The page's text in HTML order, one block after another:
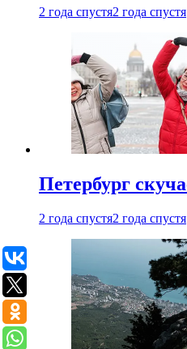
2 года спустя2 года спустя
Петербург
2 года спустя2 года спустя